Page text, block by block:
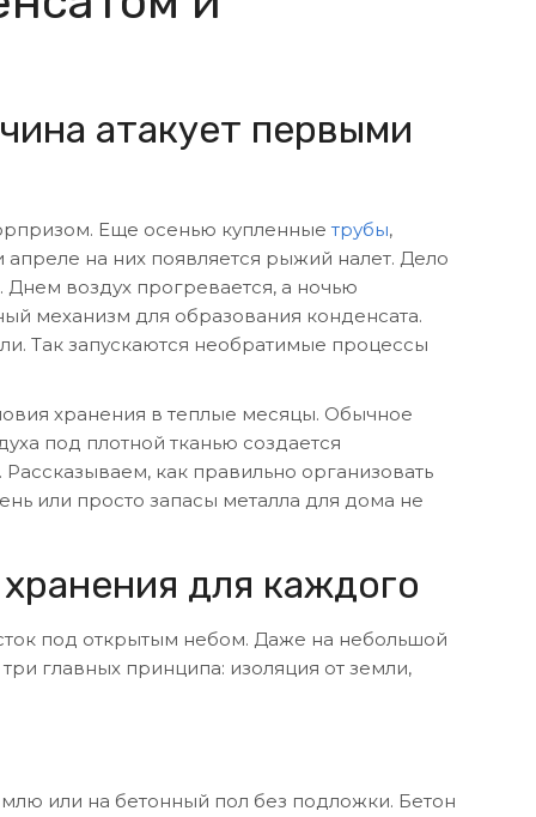
атакует первыми
Еще осенью купленныетрубы,
на них появляется рыжий налет. Дело
воздух прогревается, а ночью
механизм для образования конденсата.
Так запускаются необратимые процессы
хранения в теплые месяцы. Обычное
под плотной тканью создается
как правильно организовать
или просто запасы металла для дома не
для каждого
под открытым небом. Даже на небольшой
главных принципа: изоляция от земли,
или на бетонный пол без подложки. Бетон